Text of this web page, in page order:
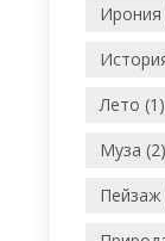
Ирония
Лето (1)
Муза (2)
Пейзаж